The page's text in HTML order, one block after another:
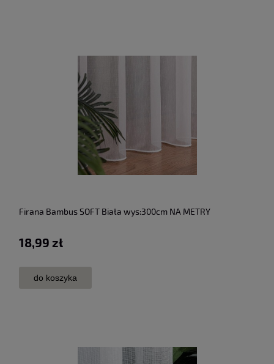
Firana Bambus SOFT Biała wys:300cm NA METRY
18,99 zł
do koszyka